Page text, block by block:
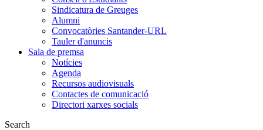
Sindicatura de Greuges
Alumni
Convocatòries Santander-URL
Tauler d'anuncis
Sala de premsa
Notícies
Agenda
Recursos audiovisuals
Contactes de comunicació
Directori xarxes socials
Search